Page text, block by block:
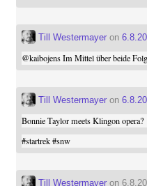
Till Westermayeron
@kaibojensIm Mittel über beide
Till Westermayeron
Bonnie Taylor meets Klingon opera?
#startrek #snw
Till Westermayeron